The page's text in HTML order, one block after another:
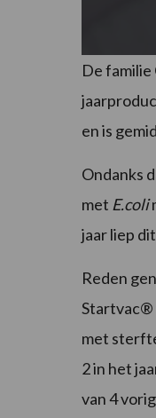
De
en is
Ondanks
met E.coli
jaar liep
Reden
Startvac®
met
2 in het
van 4